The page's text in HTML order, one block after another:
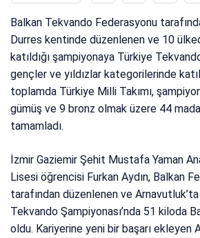
Balkan Tekvando Federasyonu
Durres kentinde düzenlenen ve 10
katıldığı şampiyonaya Türkiye
gençler ve yıldızlar kategorilerinde
toplamda Türkiye Milli Takımı,
gümüş ve 9 bronz olmak üzere 44
tamamladı.
İzmir Gaziemir Şehit Mustafa Yaman
Lisesi öğrencisi Furkan Aydın, Balkan
tarafından düzenlenen ve
Tekvando Şampiyonası’nda 51 kiloda
oldu. Kariyerine yeni bir başarı ekleyen